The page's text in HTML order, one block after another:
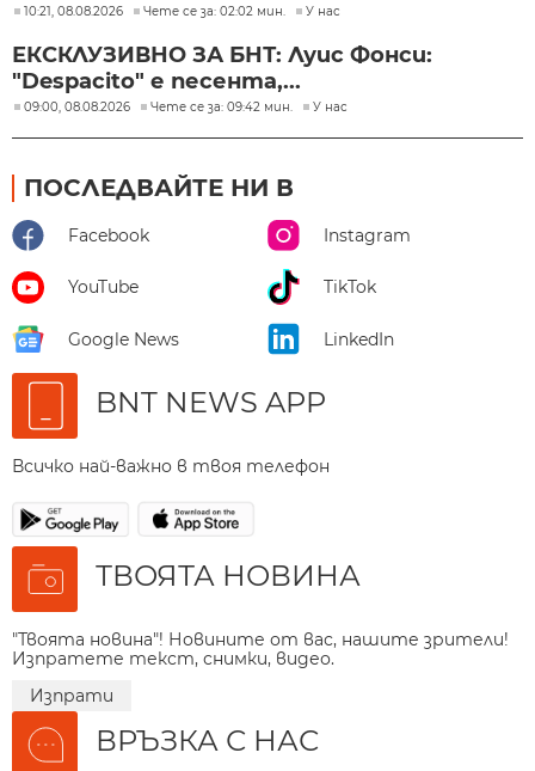
10:21, 08.08.2026 Чете се за: 02:02 мин. У нас
ЕКСКЛУЗИВНО ЗА БНТ: Луис Фонси:
"Despacito" е песента,...
09:00, 08.08.2026 Чете се за: 09:42 мин. У нас
ПОСЛЕДВАЙТЕ НИ В
Facebook Instagram
YouTube TikTok
Google News LinkedIn
BNT NEWS APP
Всичко най-важно в твоя телефон
ТВОЯТА НОВИНА
"Твоята новина"! Новините от вас, нашите зрители!
Изпратете текст, снимки, видео.
Изпрати
ВРЪЗКА С НАС